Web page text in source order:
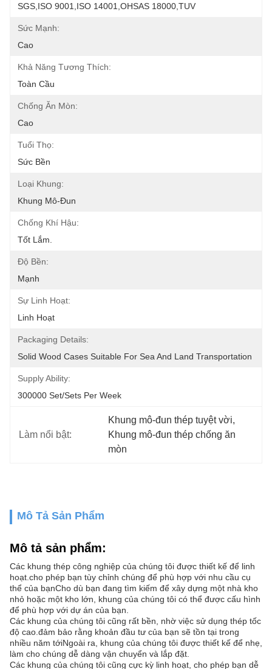
SGS,ISO 9001,ISO 14001,OHSAS 18000,TUV
Sức Mạnh:
Cao
Khả Năng Tương Thích:
Toàn Cầu
Chống Ăn Mòn:
Cao
Tuổi Thọ:
Sức Bền
Loại Khung:
Khung Mô-Đun
Chống Khí Hậu:
Tốt Lắm.
Độ Bền:
Mạnh
Sự Linh Hoạt:
Linh Hoạt
Packaging Details:
Solid Wood Cases Suitable For Sea And Land Transportation
Supply Ability:
300000 Set/Sets Per Week
Làm nổi bật:
Khung mô-đun thép tuyệt vời,
Khung mô-đun thép chống ăn
mòn
Mô Tả Sản Phẩm
Mô tả sản phẩm:
Các khung thép công nghiệp của chúng tôi được thiết kế để linh
hoạt.cho phép bạn tùy chỉnh chúng để phù hợp với nhu cầu cụ
thể của bạnCho dù bạn đang tìm kiếm để xây dựng một nhà kho
nhỏ hoặc một kho lớn, khung của chúng tôi có thể được cấu hình
để phù hợp với dự án của bạn.
Các khung của chúng tôi cũng rất bền, nhờ việc sử dụng thép tốc
độ cao.đảm bảo rằng khoản đầu tư của bạn sẽ tồn tại trong
nhiều năm tớiNgoài ra, khung của chúng tôi được thiết kế để nhẹ,
làm cho chúng dễ dàng vận chuyển và lắp đặt.
Các khung của chúng tôi cũng cực kỳ linh hoạt, cho phép bạn dễ